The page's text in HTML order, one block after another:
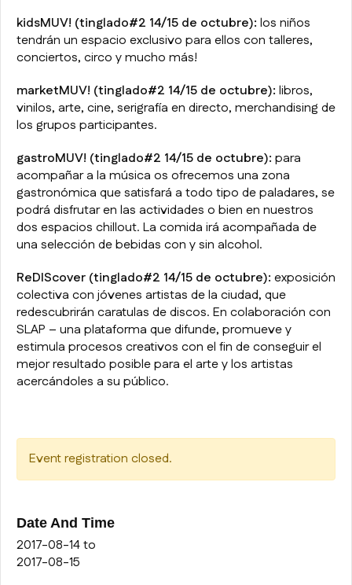
kidsMUV! (tinglado#2 14/15 de octubre): los niños
tendrán un espacio exclusivo para ellos con talleres,
conciertos, circo y mucho más!
marketMUV! (tinglado#2 14/15 de octubre): libros,
vinilos, arte, cine, serigrafía en directo, merchandising de
los grupos participantes.
gastroMUV! (tinglado#2 14/15 de octubre): para
acompañar a la música os ofrecemos una zona
gastronómica que satisfará a todo tipo de paladares, se
podrá disfrutar en las actividades o bien en nuestros
dos espacios chillout. La comida irá acompañada de
una selección de bebidas con y sin alcohol.
ReDIScover (tinglado#2 14/15 de octubre): exposición
colectiva con jóvenes artistas de la ciudad, que
redescubrirán caratulas de discos. En colaboración con
SLAP – una plataforma que difunde, promueve y
estimula procesos creativos con el fin de conseguir el
mejor resultado posible para el arte y los artistas
acercándoles a su público.
Event registration closed.
Date And Time
2017-08-14to
2017-08-15